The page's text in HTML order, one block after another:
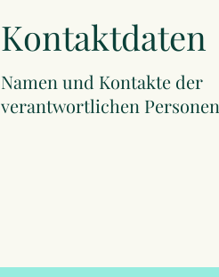
Kontaktdaten
Namen und Kontakte der
verantwortlichen Personen